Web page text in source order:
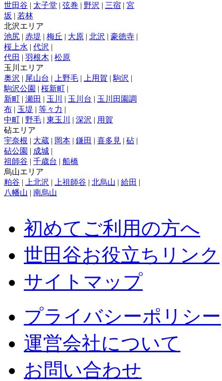
世田谷 | 太子堂 | 弦巻 | 野沢 | 三宿 | 宮
坂 | 若林
北沢エリア
池尻 | 赤堤 | 梅丘 | 大原 | 北沢 | 豪徳寺 |
桜上水 | 代沢 |
代田 | 羽根木 | 松原
玉川エリア
奥沢 | 尾山台 | 上野毛 | 上用賀 | 駒沢 |
駒沢公園 | 桜新町 |
新町 | 瀬田 | 玉川 | 玉川台 | 玉川田園調
布 | 玉堤 | 等々力 |
中町 | 野毛 | 東玉川 | 深沢 | 用賀
砧エリア
宇奈根 | 大蔵 | 岡本 | 鎌田 | 喜多見 | 砧 |
砧公園 | 成城 |
祖師谷 | 千歳台 | 船橋
烏山エリア
粕谷 | 上北沢 | 上祖師谷 | 北烏山 | 給田 |
八幡山 | 南烏山
初めてご利用の方へ
世田谷お役立ちリンク
サイトマップ
プライバシーポリシー
運営会社について
お問い合わせ